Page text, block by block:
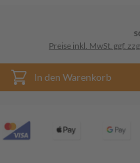
Preise inkl. MwSt. ggf.
In den Warenkorb